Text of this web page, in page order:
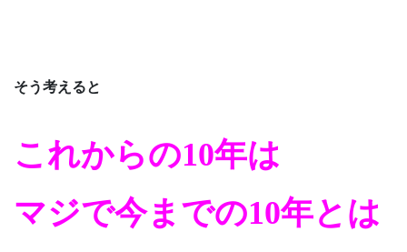
そう考えると
これからの10年は
マジで今までの10年とは